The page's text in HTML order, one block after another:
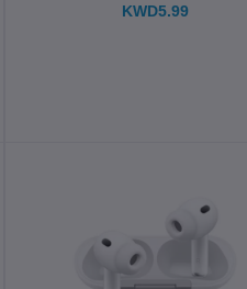
KWD5.99